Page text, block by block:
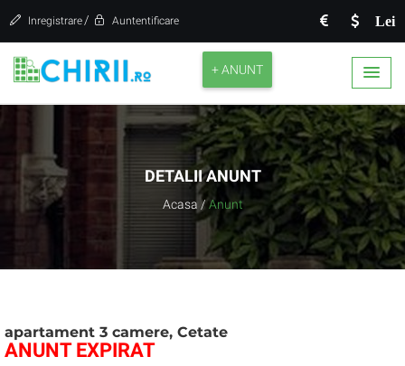
Lei
Inregistrare / Auntentificare
+ ANUNT
DETALII ANUNT
Acasa / Anunt
apartament 3 camere, Cetate
ANUNT EXPIRAT